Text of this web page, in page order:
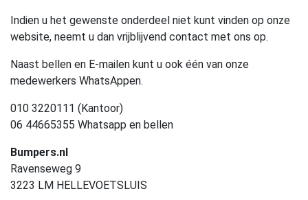
Indien u het gewenste onderdeel niet kunt vinden op onze
website, neemt u dan vrijblijvend contact met ons op.
Naast bellen en E-mailen kunt u ook één van onze
medewerkers WhatsAppen.
010 3220111 (Kantoor)
06 44665355 Whatsapp en bellen
Bumpers.nl
Ravenseweg 9
3223 LM HELLEVOETSLUIS